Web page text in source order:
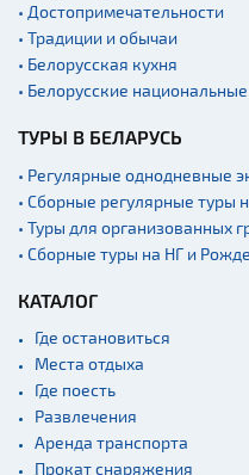
• Достопримечательности
• Традиции и обычаи
• Белорусская кухня
• Белорусские
ТУРЫ В БЕЛАРУСЬ
• Регулярные однодневные
• Сборные регулярные туры
• Туры для организованных
• Сборные туры на НГ и
КАТАЛОГ
Где остановиться
Места отдыха
Где поесть
Развлечения
Аренда транспорта
Прокат снаряжения